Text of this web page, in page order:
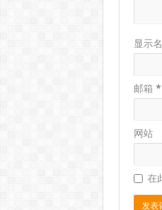
显示
邮箱 *
网站
在